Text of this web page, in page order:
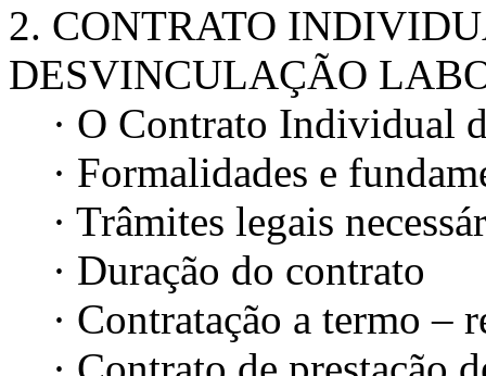
2. CONTRATO
DESVINCULAÇÃO
· O Contrato Individual
· Formalidades e
· Trâmites legais
· Duração do contrato
· Contratação a termo –